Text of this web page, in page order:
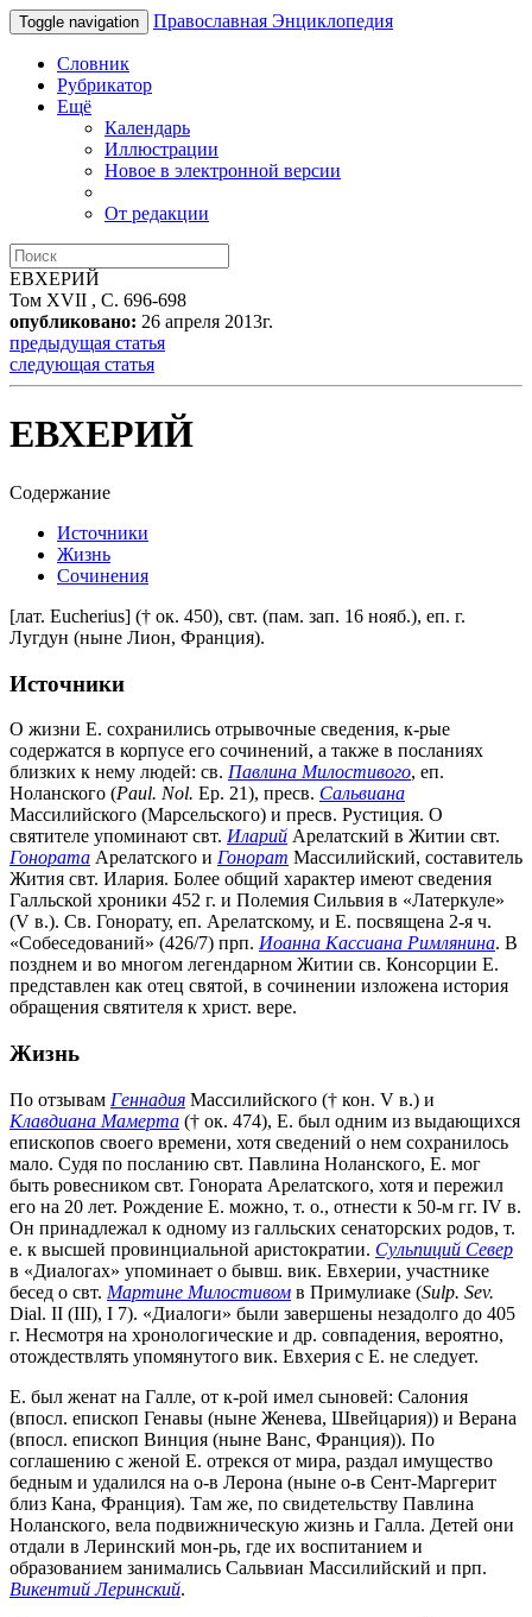
Toggle navigation Православная Энциклопедия
Словник
Рубрикатор
Ещё
Календарь
Иллюстрации
Новое в электронной версии
От редакции
ЕВХЕРИЙ
Том XVII , С. 696-698
опубликовано: 26 апреля 2013г.
предыдущая статья
следующая статья
ЕВХЕРИЙ
Содержание
Источники
Жизнь
Сочинения
[лат. Eucherius] († ок. 450), свт. (пам. зап. 16 нояб.), еп. г.
Лугдун (ныне Лион, Франция).
Источники
О жизни Е. сохранились отрывочные сведения, к-рые
содержатся в корпусе его сочинений, а также в посланиях
близких к нему людей: св. Павлина Милостивого, еп.
Ноланского (Paul. Nol. Ep. 21), пресв. Сальвиана
Массилийского (Марсельского) и пресв. Рустиция. О
святителе упоминают свт. Иларий Арелатский в Житии свт.
Гонората Арелатского и Гонорат Массилийский, составитель
Жития свт. Илария. Более общий характер имеют сведения
Галльской хроники 452 г. и Полемия Сильвия в «Латеркуле»
(V в.). Св. Гонорату, еп. Арелатскому, и Е. посвящена 2-я ч.
«Собеседований» (426/7) прп. Иоанна Кассиана Римлянина. В
позднем и во многом легендарном Житии св. Консорции Е.
представлен как отец святой, в сочинении изложена история
обращения святителя к христ. вере.
Жизнь
По отзывам Геннадия Массилийского († кон. V в.) и
Клавдиана Мамерта († ок. 474), Е. был одним из выдающихся
епископов своего времени, хотя сведений о нем сохранилось
мало. Судя по посланию свт. Павлина Ноланского, Е. мог
быть ровесником свт. Гонората Арелатского, хотя и пережил
его на 20 лет. Рождение Е. можно, т. о., отнести к 50-м гг. IV в.
Он принадлежал к одному из галльских сенаторских родов, т.
е. к высшей провинциальной аристократии. Сульпиций Север
в «Диалогах» упоминает о бывш. вик. Евхерии, участнике
бесед о свт. Мартине Милостивом в Примулиаке (Sulp. Sev.
Dial. II (III), I 7). «Диалоги» были завершены незадолго до 405
г. Несмотря на хронологические и др. совпадения, вероятно,
отождествлять упомянутого вик. Евхерия с Е. не следует.
Е. был женат на Галле, от к-рой имел сыновей: Салония
(впосл. епископ Генавы (ныне Женева, Швейцария)) и Верана
(впосл. епископ Винция (ныне Ванс, Франция)). По
соглашению с женой Е. отрекся от мира, раздал имущество
бедным и удалился на о-в Лерона (ныне о-в Сент-Маргерит
близ Кана, Франция). Там же, по свидетельству Павлина
Ноланского, вела подвижническую жизнь и Галла. Детей они
отдали в Леринский мон-рь, где их воспитанием и
образованием занимались Сальвиан Массилийский и прп.
Викентий Леринский.